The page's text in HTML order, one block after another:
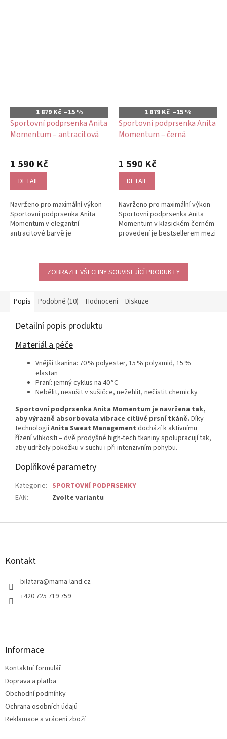
1 879 Kč –15 %
Sportovní podprsenka Anita
Momentum – antracitová
1 590 Kč
DETAIL
Navrženo pro maximální výkon
Sportovní podprsenka Anita
Momentum v elegantní
antracitové barvě je
1 879 Kč –15 %
Sportovní podprsenka Anita
Momentum – černá
1 590 Kč
DETAIL
Navrženo pro maximální výkon
Sportovní podprsenka Anita
Momentum v klasickém černém
provedení je bestsellerem mezi
ZOBRAZIT VŠECHNY SOUVISEJÍCÍ PRODUKTY
Popis Podobné (10) Hodnocení Diskuze
Detailní popis produktu
Materiál a péče
Vnější tkanina: 70 % polyester, 15 % polyamid, 15 %
elastan
Praní: jemný cyklus na 40 °C
Nebělit, nesušit v sušičce, nežehlit, nečistit chemicky
Sportovní podprsenka Anita Momentum je navržena tak,
aby výrazně absorbovala vibrace citlivé prsní tkáně. Díky
technologii Anita Sweat Management dochází k aktivnímu
řízení vlhkosti – dvě prodyšné high-tech tkaniny spolupracují tak,
aby udržely pokožku v suchu i při intenzivním pohybu.
Doplňkové parametry
Kategorie: SPORTOVNÍ PODPRSENKY
EAN: Zvolte variantu
Z
Kontakt
bilatara@mama-land.cz
+420 725 719 759
Informace
Kontaktní formulář
Doprava a platba
Obchodní podmínky
Ochrana osobních údajů
Reklamace a vrácení zboží